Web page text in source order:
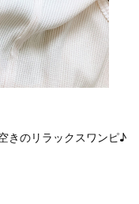
きのリラックスワンピ♪